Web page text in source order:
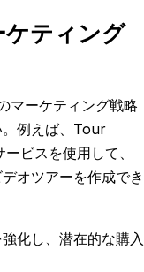
ケティング
マーケティング戦略
。例えば、Tour
ビスを使用して、
オツアーを作成でき
化し、潜在的な購入